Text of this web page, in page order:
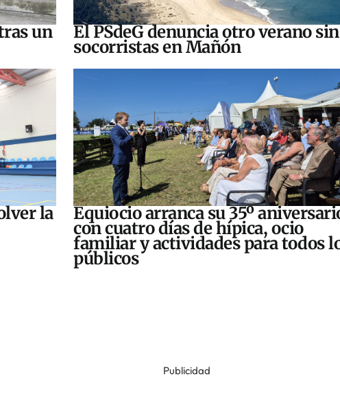
un El PSdeG denuncia otro verano sin
socorristas en Mañón
la Equiocio arranca su 35º
con cuatro días de hípica, ocio
familiar y actividades para todos
públicos
Publicidad